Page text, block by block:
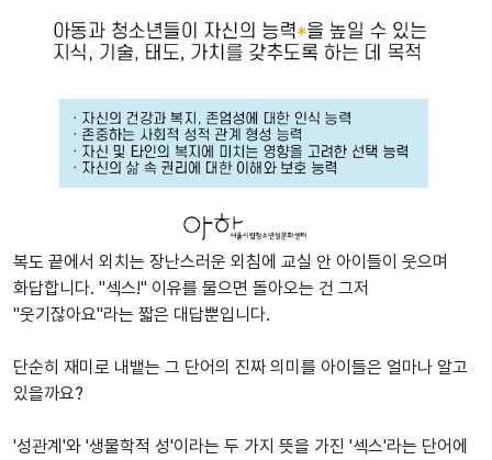
복도 끝에서 외치는 장난스러운 외침에 교실 안 아이들이 웃으며
화답합니다. "섹스!" 이유를 물으면 돌아오는 건 그저
"웃기잖아요"라는 짧은 대답뿐입니다.
단순히 재미로 내뱉는 그 단어의 진짜 의미를 아이들은 얼마나 알고
있을까요?
'성관계'와 '생물학적 성'이라는 두 가지 뜻을 가진 '섹스'라는 단어에